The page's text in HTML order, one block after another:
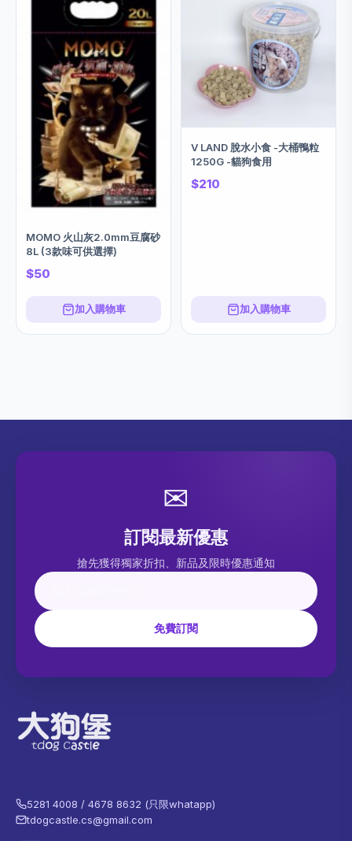
MOMO 火山灰2.0mm豆腐砂
8L (3款味可供選擇)
$50
加入購物車
V LAND 脫水小食 -大桶鴨粒
1250G -貓狗食用
$210
加入購物車
✉
訂閱最新優惠
搶先獲得獨家折扣、新品及限時優惠通知
免費訂閱
5281 4008 / 4678 8632 (只限whatapp)
tdogcastle.cs@gmail.com